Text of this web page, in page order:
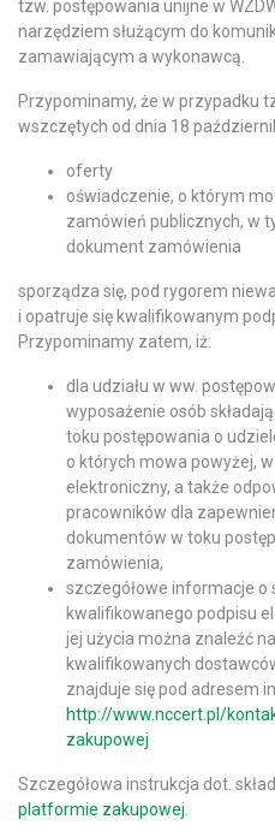
tzw. postępowania unijne w
narzędziem służącym do
zamawiającym a wykonawcą.
Przypominamy, że w przypadku
wszczętych od dnia 18
oferty
oświadczenie, o którym
zamówień publicznych, w
dokument zamówienia
sporządza się, pod rygorem
i opatruje się kwalifikowanym
Przypominamy zatem, iż:
dla udziału w ww.
wyposażenie osób
toku postępowania o
o których mowa powyżej,
elektroniczny, a także
pracowników dla
dokumentów w toku
zamówienia,
szczegółowe informacje o
kwalifikowanego podpisu
jej użycia można znaleźć
kwalifikowanych
znajduje się pod adresem
http://www.nccert.pl/
zakupowej
Szczegółowa instrukcja dot.
platformie zakupowej